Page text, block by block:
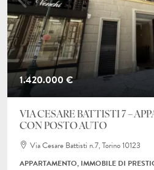
1.420.000 €
VIA CESARE BATTISTI 7 –
CON POSTO AUTO
Via Cesare Battisti n.7, Torino 10123
APPARTAMENTO, IMMOBILE DI